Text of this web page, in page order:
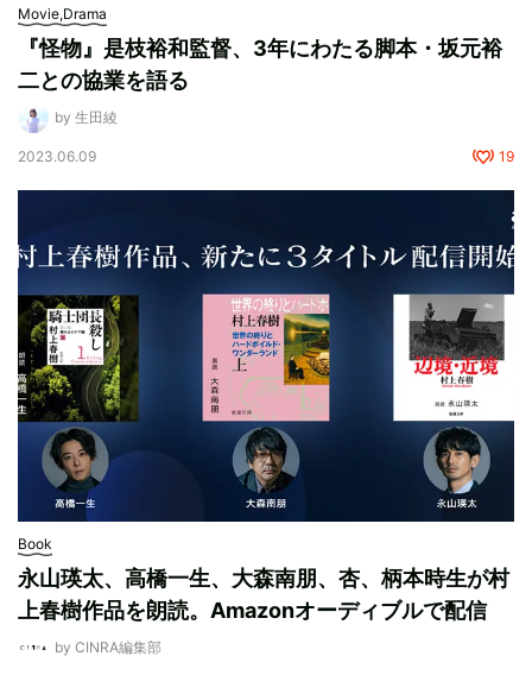
Movie,Drama
『怪物』是枝裕和監督、3年にわたる脚本・坂元裕
二との協業を語る
by 生田綾
2023.06.09 19
Book
永山瑛太、高橋一生、大森南朋、杏、柄本時生が村
上春樹作品を朗読。Amazonオーディブルで配信
by CINRA編集部